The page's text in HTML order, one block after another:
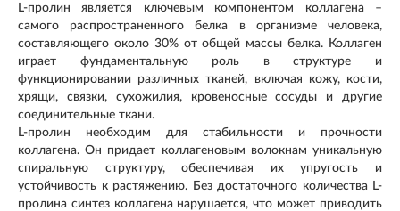
L-пролин является ключевым компонентом коллагена –
самого распространенного белка в организме человека,
составляющего около 30% от общей массы белка. Коллаген
играет фундаментальную роль в структуре и
функционировании различных тканей, включая кожу, кости,
хрящи, связки, сухожилия, кровеносные сосуды и другие
соединительные ткани.
L-пролин необходим для стабильности и прочности
коллагена. Он придает коллагеновым волокнам уникальную
спиральную структуру, обеспечивая их упругость и
устойчивость к растяжению. Без достаточного количества L-
пролина синтез коллагена нарушается, что может приводить